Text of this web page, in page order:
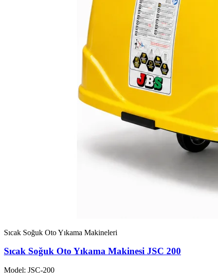
Sıcak Soğuk Oto Yıkama Makineleri
Sıcak Soğuk Oto Yıkama Makinesi JSC 200
Model: JSC-200